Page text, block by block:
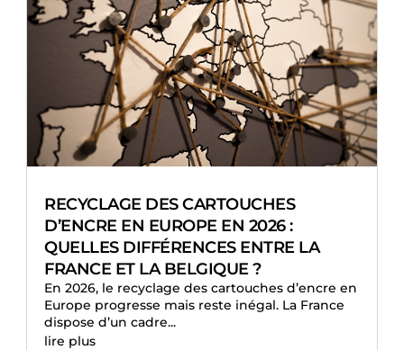
RECYCLAGE DES CARTOUCHES
D’ENCRE EN EUROPE EN 2026 :
QUELLES DIFFÉRENCES ENTRE LA
FRANCE ET LA BELGIQUE ?
En 2026, le recyclage des cartouches d’encre en
Europe progresse mais reste inégal. La France
dispose d’un cadre...
lire plus